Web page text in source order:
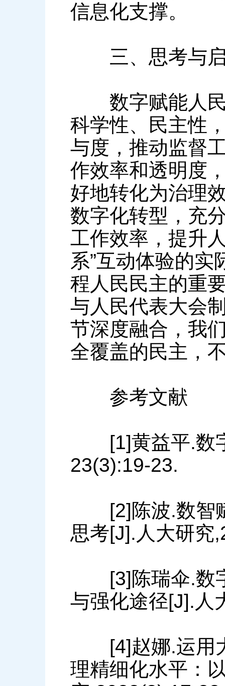
信息化支撑。
三、思考与
数字赋能人民
科学性、民主性
与度，推动监督
作效率和透明度
好地转化为治理
数字化转型，充
工作效率，提升
系”互动体验的
程人民民主的重
与人民代表大会
节深度融合，我
全覆盖的民主，
参考文献
[1]黄益平.数字
23(3):19-23.
[2]陈波.数智赋
思考[J].人大研究
[3]陈瑞伞.数字
与强化途径[J].人
[4]赵娜.运用大
理精细化水平：